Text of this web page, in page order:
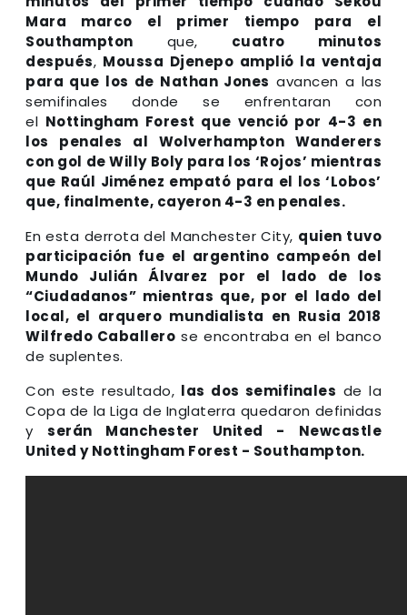
Mara marco el primer tiempo para el
Southampton que, cuatro minutos
después, Moussa Djenepo amplió la ventaja
para que los de Nathan Jones avancen a las
semifinales donde se enfrentaran con
el Nottingham Forest que venció por 4-3 en
los penales al Wolverhampton Wanderers
con gol de Willy Boly para los ‘Rojos’ mientras
que Raúl Jiménez empató para el los ‘Lobos’
que, finalmente, cayeron 4-3 en penales.
En esta derrota del Manchester City, quien tuvo
participación fue el argentino campeón del
Mundo Julián Álvarez por el lado de los
“Ciudadanos” mientras que, por el lado del
local, el arquero mundialista en Rusia 2018
Wilfredo Caballero se encontraba en el banco
de suplentes.
Con este resultado, las dos semifinales de la
Copa de la Liga de Inglaterra quedaron definidas
yserán Manchester United - Newcastle
United y Nottingham Forest - Southampton.